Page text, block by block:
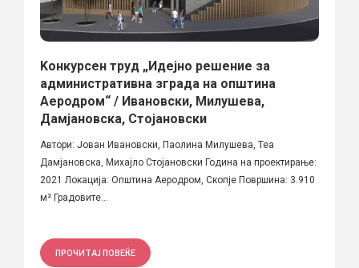
Kонкурсен труд „Идејно решение за
административна зграда на општина
Аеродром“ / Ивановски, Милушева,
Дамјановска, Стојановски
Автори: Јован Ивановски, Паолина Милушева, Теа
Дамјановска, Михајло Стојановски Година на проектирање:
2021 Локација: Општина Аеродром, Скопје Површина: 3.910
м² Градовите...
ПРОЧИТАЈ ПОВЕЌЕ